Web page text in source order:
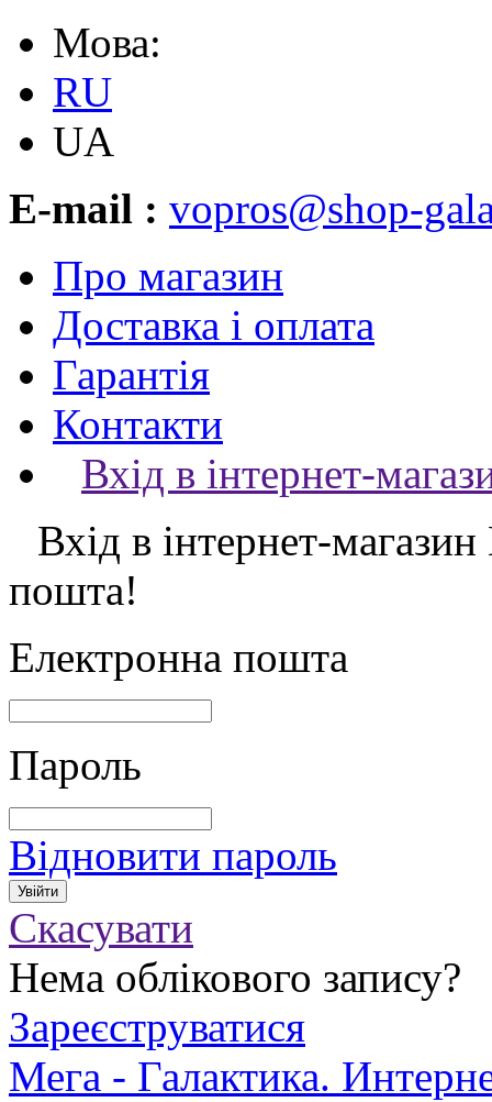
Мова:
RU
UA
E-mail : vopros@shop-
Про магазин
Доставка і оплата
Гарантія
Контакти
Вхід в інтернет-
Вхід в інтернет-магазин
пошта!
Електронна пошта
Пароль
Відновити пароль
Скасувати
Нема облікового запису?
Зареєструватися
Мега - Галактика.